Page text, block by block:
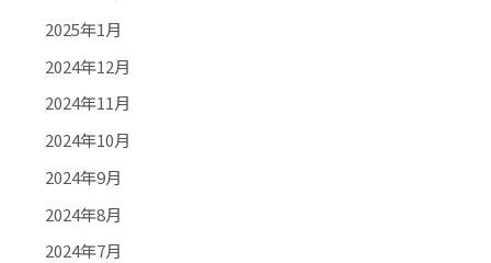
2025年1月
2024年12月
2024年11月
2024年10月
2024年9月
2024年8月
2024年7月